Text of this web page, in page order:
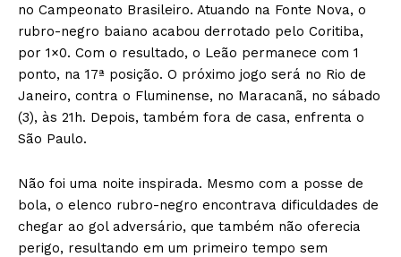
no Campeonato Brasileiro. Atuando na Fonte Nova, o
rubro-negro baiano acabou derrotado pelo Coritiba,
por 1×0. Com o resultado, o Leão permanece com 1
ponto, na 17ª posição. O próximo jogo será no Rio de
Janeiro, contra o Fluminense, no Maracanã, no sábado
(3), às 21h. Depois, também fora de casa, enfrenta o
São Paulo.
Não foi uma noite inspirada. Mesmo com a posse de
bola, o elenco rubro-negro encontrava dificuldades de
chegar ao gol adversário, que também não oferecia
perigo, resultando em um primeiro tempo sem